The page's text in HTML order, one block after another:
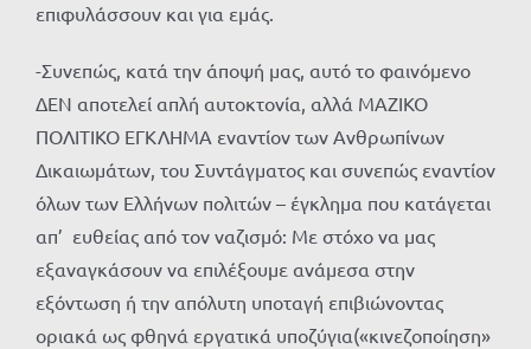
επιφυλάσσουν και για εμάς.
-Συνεπώς, κατά την άποψή μας, αυτό το φαινόμενο
ΔΕΝ αποτελεί απλή αυτοκτονία, αλλά ΜΑΖΙΚΟ
ΠΟΛΙΤΙΚΟ ΕΓΚΛΗΜΑ εναντίον των Ανθρωπίνων
Δικαιωμάτων, του Συντάγματος και συνεπώς εναντίον
όλων των Ελλήνων πολιτών – έγκλημα που κατάγεται
απ’ ευθείας από τον ναζισμό: Με στόχο να μας
εξαναγκάσουν να επιλέξουμε ανάμεσα στην
εξόντωση ή την απόλυτη υποταγή επιβιώνοντας
οριακά ως φθηνά εργατικά υποζύγια(«κινεζοποίηση»